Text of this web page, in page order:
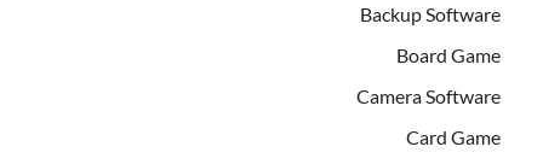
Backup Software
Board Game
Camera Software
Card Game